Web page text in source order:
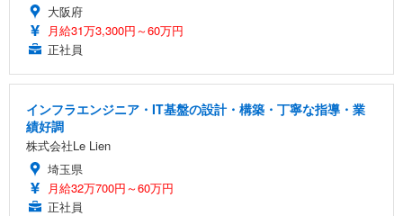
勤務 ブラック
大阪府
月給31万3,300円～60万円
正社員
インフラエンジニア・IT基盤の設計・構築・丁寧な指導・業
績好調
株式会社Le Lien
埼玉県
月給32万700円～60万円
正社員